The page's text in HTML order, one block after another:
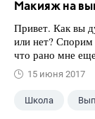
Макияж на
Привет. Как вы
или нет? Спорим
что рано мне
15 июня 2017
Школа